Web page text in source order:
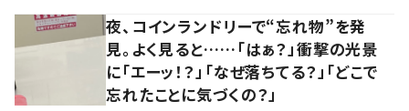
夜、コインランドリーで“忘れ物”を発
見。よく見ると……「はぁ？」衝撃の光景
に「エーッ！？」「なぜ落ちてる？」「どこで
忘れたことに気づくの？」